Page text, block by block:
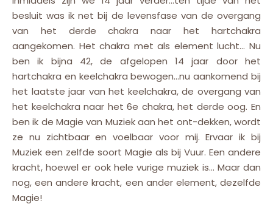
besluit was ik net bij de levensfase van de overgang
van het derde chakra naar het hartchakra
aangekomen. Het chakra met als element lucht… Nu
ben ik bijna 42, de afgelopen 14 jaar door het
hartchakra en keelchakra bewogen…nu aankomend bij
het laatste jaar van het keelchakra, de overgang van
het keelchakra naar het 6e chakra, het derde oog. En
ben ik de Magie van Muziek aan het ont-dekken, wordt
ze nu zichtbaar en voelbaar voor mij. Ervaar ik bij
Muziek een zelfde soort Magie als bij Vuur. Een andere
kracht, hoewel er ook hele vurige muziek is… Maar dan
nog, een andere kracht, een ander element, dezelfde
Magie!